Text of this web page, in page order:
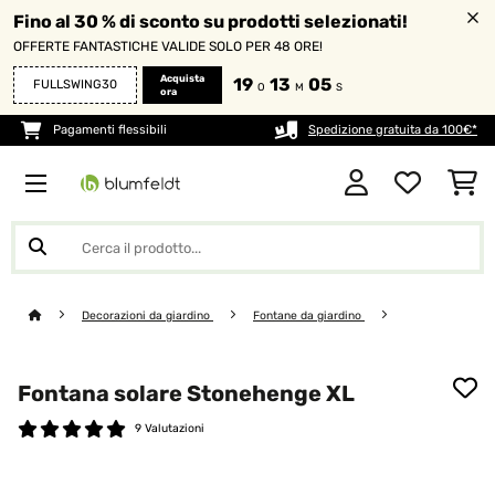
Fino al 30 % di sconto su prodotti selezionati!
OFFERTE FANTASTICHE VALIDE SOLO PER 48 ORE!
FULLSWING30
Acquista
ora
19 O 13 M 03 S
Pagamenti flessibili Spedizione gratuita da 100€*
Decorazioni da giardino Fontane da giardino
Fontana solare Stonehenge XL
9 Valutazioni